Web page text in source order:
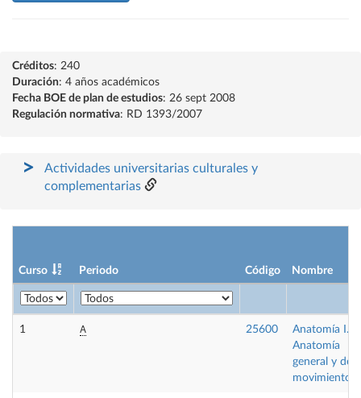
Créditos: 240
Duración: 4 años académicos
Fecha BOE de plan de estudios: 26 sept 2008
Regulación normativa: RD 1393/2007
Actividades universitarias culturales y
complementarias
Curso Periodo Código Nombre
1 A 25600
Anatomía I.
Anatomía
general y del
movimiento